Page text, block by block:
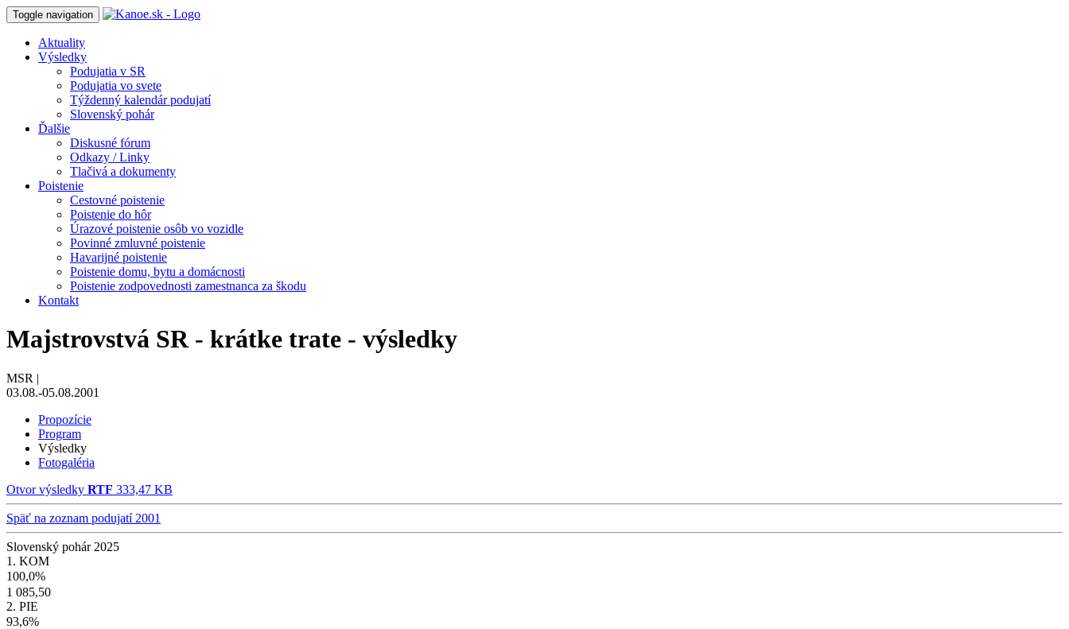
Toggle navigation
Aktuality
Výsledky
Podujatia v SR
Podujatia vo svete
Týždenný kalendár podujatí
Slovenský pohár
Ďalšie
Diskusné fórum
Odkazy / Linky
Tlačivá a dokumenty
Poistenie
Cestovné poistenie
Poistenie do hôr
Úrazové poistenie osôb vo vozidle
Povinné zmluvné poistenie
Havarijné poistenie
Poistenie domu, bytu a domácnosti
Poistenie zodpovednosti zamestnanca za škodu
Kontakt
Majstrovstvá SR - krátke trate - výsledky
MSR |
03.08.-05.08.2001
Propozície
Program
Výsledky
Fotogaléria
Otvor výsledky RTF 333,47 KB
Späť na zoznam podujatí 2001
Slovenský pohár 2025
1. KOM
100,0%
1 085,50
2. PIE
93,6%